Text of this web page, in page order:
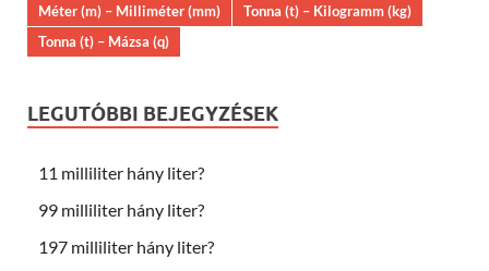
Méter (m) – Milliméter (mm)
Tonna (t) – Kilogramm (kg)
Tonna (t) – Mázsa (q)
LEGUTÓBBI BEJEGYZÉSEK
11 milliliter hány liter?
99 milliliter hány liter?
197 milliliter hány liter?